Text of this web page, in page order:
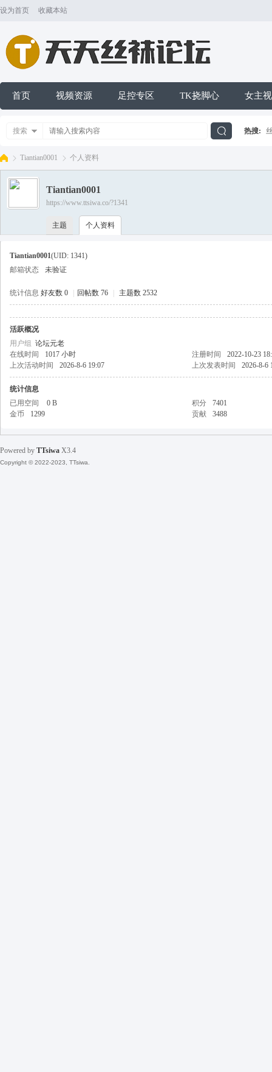
设为首页 收藏本站
首页 视频资源 足控专区 TK挠脚心 女主
搜索 热搜:
丝
›
Tiantian0001 个人资料
Tiantian0001
https://www.ttsiwa.co/?1341
主题 个人资料
Tiantian0001(UID: 1341)
邮箱状态
未验证
统计信息 好友数 0 回帖数 76 主题数 2532
活跃概况
用户组 论坛元老
在线时间
1017 小时 注册时间
2022-10-23
上次活动时间
2026-8-6 19:07 上次发表时间 2026-8-6
统计信息
已用空间
0 B 积分
7401
金币
1299 贡献 3488
Powered by TTsiwa X3.4
Copyright © 2022-2023, TTsiwa.